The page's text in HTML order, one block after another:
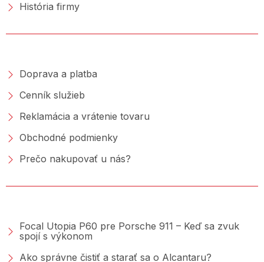
História firmy
Doprava a platba
Cenník služieb
Reklamácia a vrátenie tovaru
Obchodné podmienky
Prečo nakupovať u nás?
Focal Utopia P60 pre Porsche 911 – Keď sa zvuk
spojí s výkonom
Ako správne čistiť a starať sa o Alcantaru?